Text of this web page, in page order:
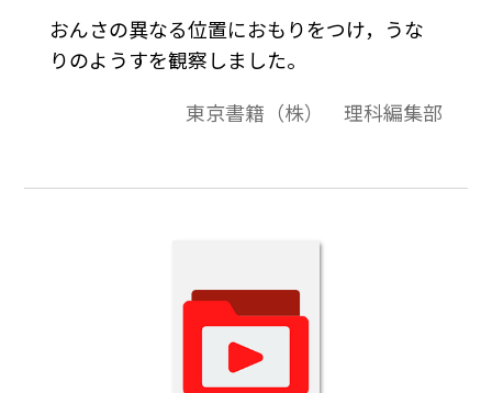
おんさの異なる位置におもりをつけ，うな
りのようすを観察しました。
東京書籍（株） 理科編集部